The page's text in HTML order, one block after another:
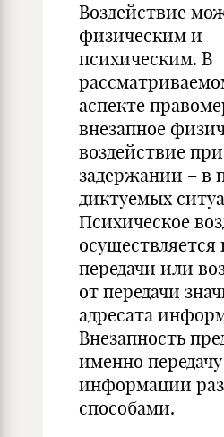
Воздействие
физическим и
психическим. В
аспекте
внезапное
воздействие при
задержании – в
диктуемых
Психическое
осуществляется
передачи или
от передачи
адресата
Внезапность
именно передачу
информации
способами.